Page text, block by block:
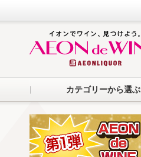
カテゴリーから選ぶ